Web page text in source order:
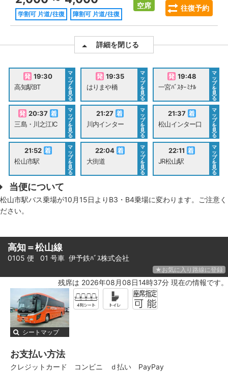
学割可 片道/往復 障割可 片道/往復
空席 往復予約
詳細を閉じる
19:30
高知駅BT
マ
ッ
プ
を
見
る
19:35
はりまや橋
マ
ッ
プ
を
見
る
19:48
一宮ﾊﾞｽﾀｰﾐﾅﾙ
マ
ッ
プ
を
見
る
20:37
三島・川之江IC
マ
ッ
プ
を
見
る
21:27
川内インター
マ
ッ
プ
を
見
る
21:37
松山インター口
マ
ッ
プ
を
見
る
21:52
松山市駅
マ
ッ
プ
を
見
る
22:04
大街道
マ
ッ
プ
を
見
る
22:11
JR松山駅
マ
ッ
プ
を
見
る
当便について
松山市駅バス乗場が10月15日よりB3・B4乗場に変わります。ご注意く
ださい。
高知＝松山線
0105 便 01 号車 伊予鉄ﾊﾞｽ株式会社
★お気に入り路線に登録
残席は 2026年08月08日14時37分 現在の情報です。
シートマップ
お支払い方法
クレジットカード コンビニ ｄ払い PayPay